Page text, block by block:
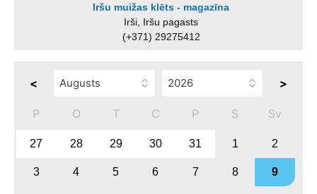
Iršu muižas klēts - magazīna
Irši, Iršu pagasts
(+371) 29275412
< >
P O T C P S Sv
27 28 29 30 31 1 2
3 4 5 6 7 8 9